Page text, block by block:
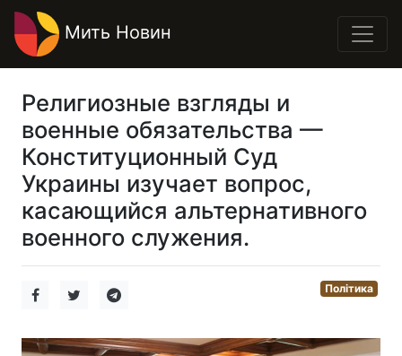
Мить Новин
Религиозные взгляды и
военные обязательства —
Конституционный Суд
Украины изучает вопрос,
касающийся альтернативного
военного служения.
Політика